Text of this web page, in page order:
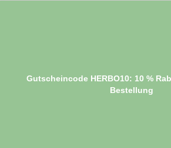
Gutscheincode HERBO10: 10 %
Bestellung